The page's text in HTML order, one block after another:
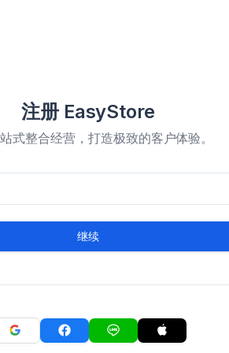
注册 EasyStore
式整合经营，打造极致的客户体验。
继续